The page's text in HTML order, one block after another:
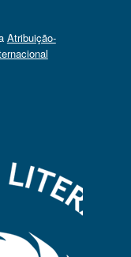
Atribuição-